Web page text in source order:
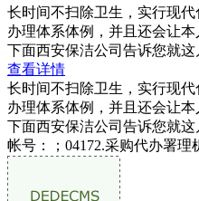
长时间不扫除卫生，实行现
办理体系体例，并且还会让
下面西安保洁公司告诉您就这
查看详情
长时间不扫除卫生，实行现
办理体系体例，并且还会让
下面西安保洁公司告诉您就这
帐号：；04172.采购代办署理